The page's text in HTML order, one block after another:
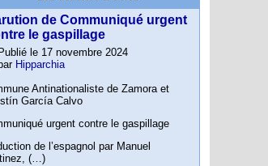
de Communiqué urgent
le gaspillage
Publié le 17 novembre 2024
Hipparchia
Antinationaliste de Zamora et
García Calvo
urgent contre le gaspillage
de l’espagnol par Manuel
(…)